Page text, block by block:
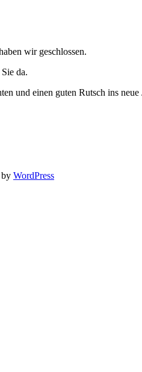
wir geschlossen.
da.
und einen guten Rutsch ins neue
by WordPress